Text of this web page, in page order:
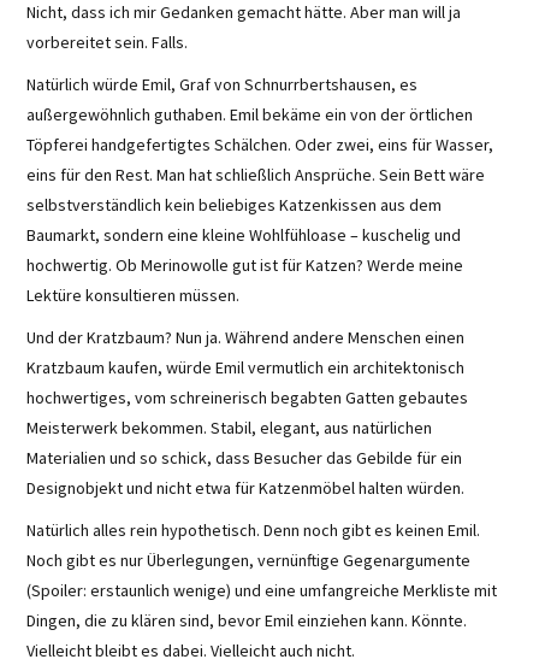
Nicht, dass ich mir Gedanken gemacht hätte. Aber man will ja
vorbereitet sein. Falls.
Natürlich würde Emil, Graf von Schnurrbertshausen, es
außergewöhnlich guthaben. Emil bekäme ein von der örtlichen
Töpferei handgefertigtes Schälchen. Oder zwei, eins für Wasser,
eins für den Rest. Man hat schließlich Ansprüche. Sein Bett wäre
selbstverständlich kein beliebiges Katzenkissen aus dem
Baumarkt, sondern eine kleine Wohlfühloase – kuschelig und
hochwertig. Ob Merinowolle gut ist für Katzen? Werde meine
Lektüre konsultieren müssen.
Und der Kratzbaum? Nun ja. Während andere Menschen einen
Kratzbaum kaufen, würde Emil vermutlich ein architektonisch
hochwertiges, vom schreinerisch begabten Gatten gebautes
Meisterwerk bekommen. Stabil, elegant, aus natürlichen
Materialien und so schick, dass Besucher das Gebilde für ein
Designobjekt und nicht etwa für Katzenmöbel halten würden.
Natürlich alles rein hypothetisch. Denn noch gibt es keinen Emil.
Noch gibt es nur Überlegungen, vernünftige Gegenargumente
(Spoiler: erstaunlich wenige) und eine umfangreiche Merkliste mit
Dingen, die zu klären sind, bevor Emil einziehen kann. Könnte.
Vielleicht bleibt es dabei. Vielleicht auch nicht.